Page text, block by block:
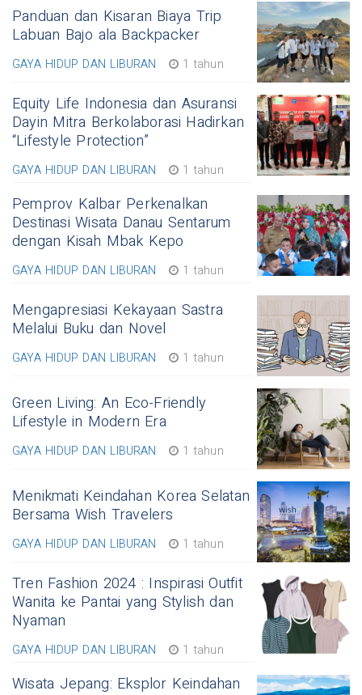
Panduan dan Kisaran Biaya Trip
Labuan Bajo ala Backpacker
GAYA HIDUP DAN LIBURAN 1 tahun
Equity Life Indonesia dan Asuransi
Dayin Mitra Berkolaborasi Hadirkan
“Lifestyle Protection”
GAYA HIDUP DAN LIBURAN 1 tahun
Pemprov Kalbar Perkenalkan
Destinasi Wisata Danau Sentarum
dengan Kisah Mbak Kepo
GAYA HIDUP DAN LIBURAN 1 tahun
Mengapresiasi Kekayaan Sastra
Melalui Buku dan Novel
GAYA HIDUP DAN LIBURAN 1 tahun
Green Living: An Eco-Friendly
Lifestyle in Modern Era
GAYA HIDUP DAN LIBURAN 1 tahun
Menikmati Keindahan Korea Selatan
Bersama Wish Travelers
GAYA HIDUP DAN LIBURAN 1 tahun
Tren Fashion 2024 : Inspirasi Outfit
Wanita ke Pantai yang Stylish dan
Nyaman
GAYA HIDUP DAN LIBURAN 1 tahun
Wisata Jepang: Eksplor Keindahan